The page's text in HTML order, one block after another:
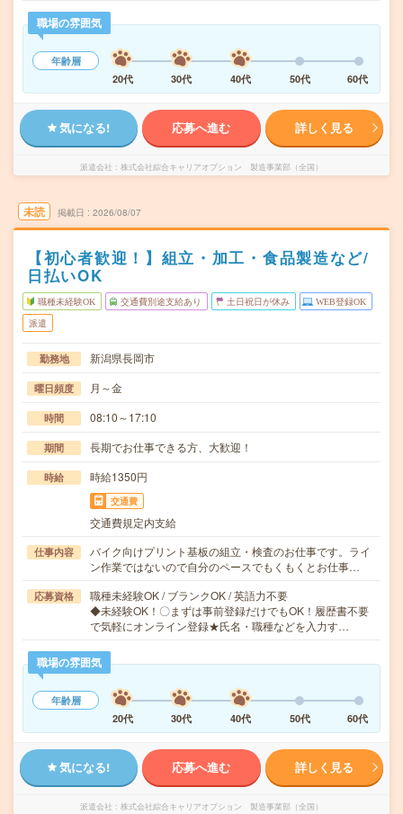
職場の雰囲気
年齢層
20代
30代 40代 50代 60代
気になる! 応募へ進む 詳しく見る
派遣会社 株式会社綜合キャリアオプション 製造事業部（全国）
未読 掲載日 2026/08/07
【初心者歓迎！】組立・加工・食品製造など/
日払いOK
職種未経験OK 交通費別途支給あり 土日祝日が休み WEB登録OK
派遣
勤務地 新潟県長岡市
曜日頻度 月～金
時間 08:10～17:10
期間 長期でお仕事できる方、大歓迎！
時給 時給1350円
交通費
交通費規定内支給
仕事内容
バイク向けプリント基板の組立・検査のお仕事です。ライ
ン作業ではないので自分のペースでもくもくとお仕事…
応募資格
職種未経験OK / ブランクOK / 英語力不要
◆未経験OK！〇まずは事前登録だけでもOK！履歴書不要
で気軽にオンライン登録★氏名・職種などを入力す…
職場の雰囲気
年齢層
20代
30代 40代 50代 60代
気になる! 応募へ進む 詳しく見る
派遣会社 株式会社綜合キャリアオプション 製造事業部（全国）